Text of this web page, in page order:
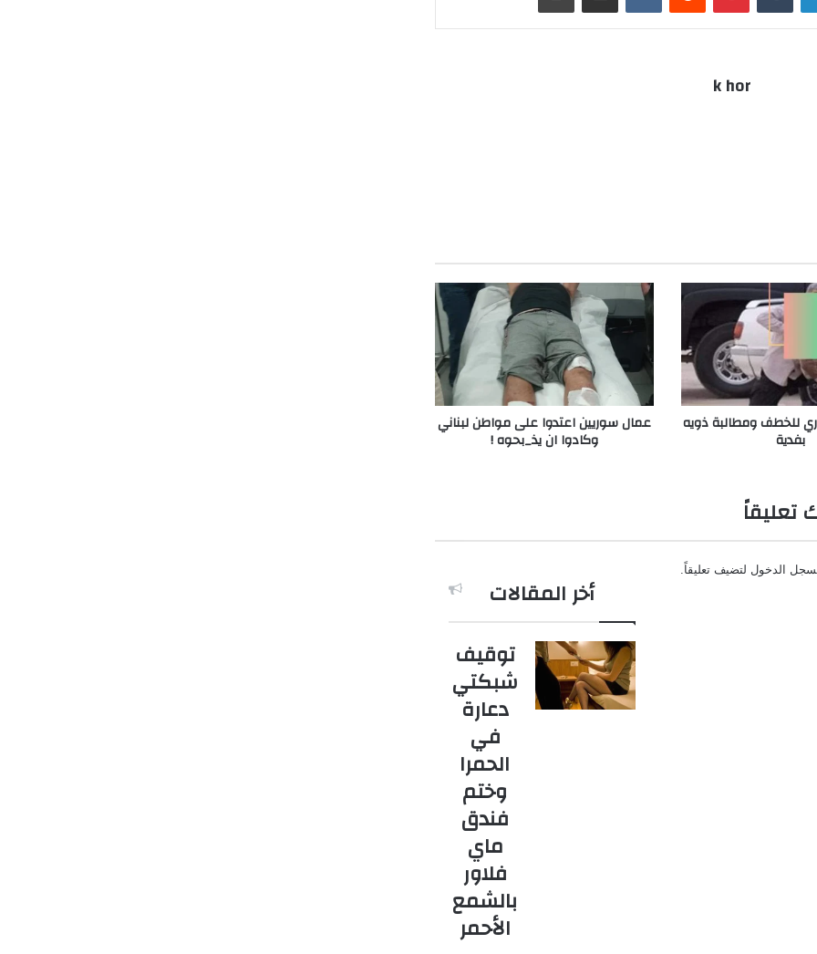
k hor
للخطف ومطالبة ذويه
بفدية
عمال سوريين اعتدوا على مواطن لبناني
وكادوا ان يذ_بحوه !
تعليقاً
الدخول لتضيف تعليقاً.
أخر المقالات
توقيف
شبكتي
دعارة
في
الحمرا
وختم
فندق
ماي
فلاور
بالشمع
الأحمر